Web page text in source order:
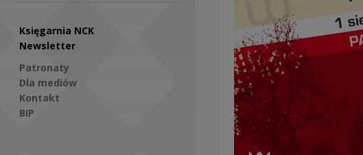
Księgarnia NCK
Newsletter
Patronaty
Dla mediów
Kontakt
BIP